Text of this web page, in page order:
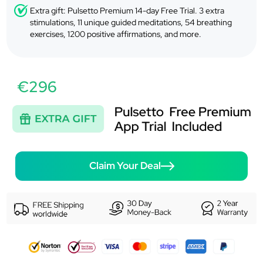
Extra gift: Pulsetto Premium 14-day Free Trial. 3 extra
stimulations, 11 unique guided meditations, 54 breathing
exercises, 1200 positive affirmations, and more.
€296
Claim Your Deal